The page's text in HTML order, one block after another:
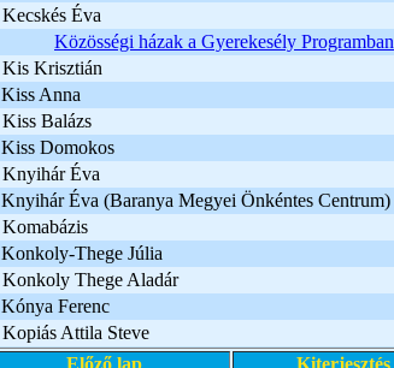
Kecskés Éva
Közösségi házak a Gyerekesély Programban
Kis Krisztián
Kiss Anna
Kiss Balázs
Kiss Domokos
Knyihár Éva
Knyihár Éva (Baranya Megyei Önkéntes Centrum)
Komabázis
Konkoly-Thege Júlia
Konkoly Thege Aladár
Kónya Ferenc
Kopiás Attila Steve
Előző lap
Kiterjesztés